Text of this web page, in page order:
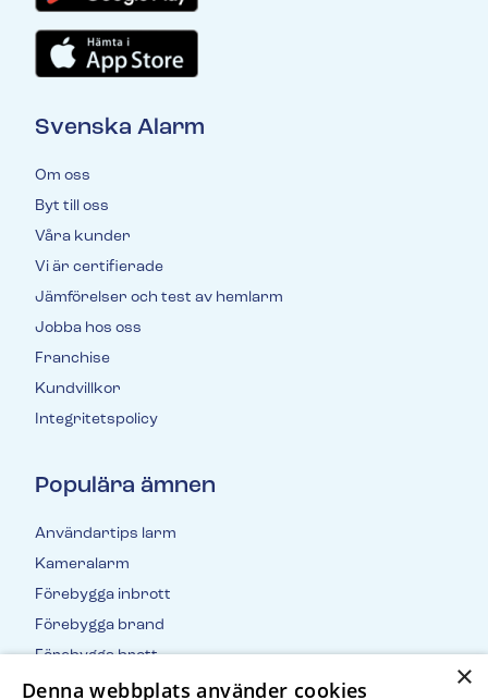
Svenska Alarm
Om oss
Byt till oss
Våra kunder
Vi är certifierade
Jämförelser och test av hemlarm
Jobba hos oss
Franchise
Kundvillkor
Integritetspolicy
Populära ämnen
Användartips larm
Kameralarm
Förebygga inbrott
Förebygga brand
Förebygga brott
Inbrottsstatistik
×
Denna webbplats använder cookies